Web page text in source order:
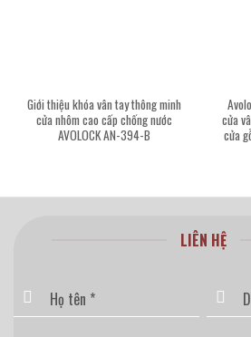
Giới thiệu khóa vân tay thông minh
cửa nhôm cao cấp chống nước
AVOLOCK AN-394-B
cửa
cửa
LIÊN HỆ